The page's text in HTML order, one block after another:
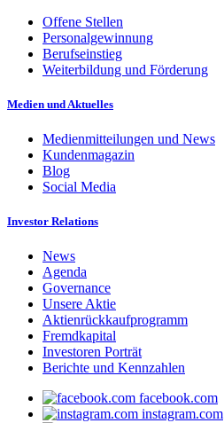
Offene Stellen
Personalgewinnung
Berufseinstieg
Weiterbildung und Förderung
Medien und Aktuelles
Medienmitteilungen und News
Kundenmagazin
Blog
Social Media
Investor Relations
News
Agenda
Governance
Unsere Aktie
Aktienrückkaufprogramm
Fremdkapital
Investoren Porträt
Berichte und Kennzahlen
facebook.com
instagram.com